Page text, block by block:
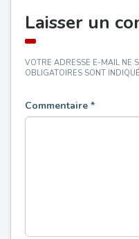
Laisser un
VOTRE ADRESSE E-MAIL NE
OBLIGATOIRES SONT
Commentaire *